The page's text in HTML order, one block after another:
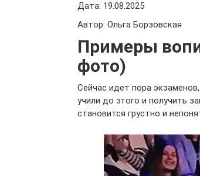
Дата: 19.08.2025
Автор: Ольга Борзовская
Примеры
фото)
Сейчас идет пора
учили до этого и получить
становится грустно и